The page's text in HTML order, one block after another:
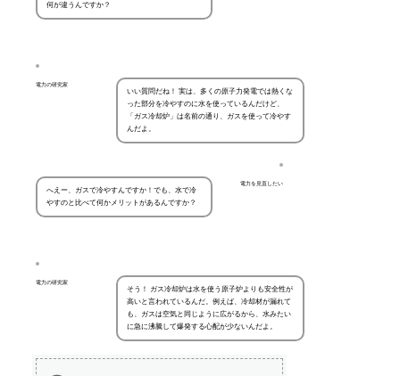
何が違うんですか？
電力の研究家
いい質問だね！ 実は、多くの原子力発電では熱くな
った部分を冷やすのに水を使っているんだけど、
「ガス冷却炉」は名前の通り、ガスを使って冷やす
んだよ。
電力を見直したい
へえー、ガスで冷やすんですか！でも、水で冷
やすのと比べて何かメリットがあるんですか？
電力の研究家
そう！ ガス冷却炉は水を使う原子炉よりも安全性が
高いと言われているんだ。例えば、冷却材が漏れて
も、ガスは空気と同じように広がるから、水みたい
に急に沸騰して爆発する心配が少ないんだよ。